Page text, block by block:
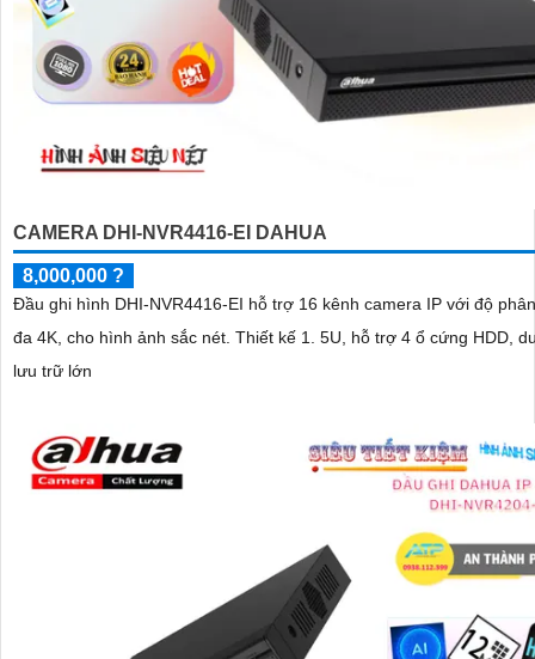
CAMERA DHI-NVR4416-EI DAHUA
8,000,000 ?
Đầu ghi hình DHI-NVR4416-EI hỗ trợ 16 kênh camera IP với độ
đa 4K, cho hình ảnh sắc nét. Thiết kế 1. 5U, hỗ trợ 4 ổ cứng HDD, dung lượng
lưu trữ lớn